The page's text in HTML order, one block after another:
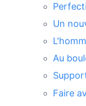
Un
Au
Faire